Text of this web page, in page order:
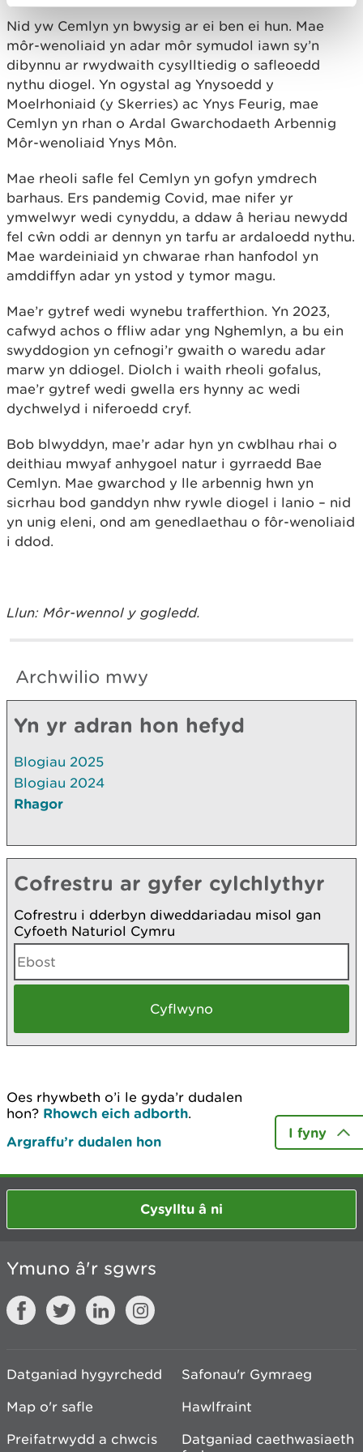
Nid yw Cemlyn yn bwysig ar ei ben ei hun. Mae
môr-wenoliaid yn adar môr symudol iawn sy’n
dibynnu ar rwydwaith cysylltiedig o safleoedd
nythu diogel. Yn ogystal ag Ynysoedd y
Moelrhoniaid (y Skerries) ac Ynys Feurig, mae
Cemlyn yn rhan o Ardal Gwarchodaeth Arbennig
Môr-wenoliaid Ynys Môn.
Mae rheoli safle fel Cemlyn yn gofyn ymdrech
barhaus. Ers pandemig Covid, mae nifer yr
ymwelwyr wedi cynyddu, a ddaw â heriau newydd
fel cŵn oddi ar dennyn yn tarfu ar ardaloedd nythu.
Mae wardeiniaid yn chwarae rhan hanfodol yn
amddiffyn adar yn ystod y tymor magu.
Mae’r gytref wedi wynebu trafferthion. Yn 2023,
cafwyd achos o ffliw adar yng Nghemlyn, a bu ein
swyddogion yn cefnogi’r gwaith o waredu adar
marw yn ddiogel. Diolch i waith rheoli gofalus,
mae’r gytref wedi gwella ers hynny ac wedi
dychwelyd i niferoedd cryf.
Bob blwyddyn, mae’r adar hyn yn cwblhau rhai o
deithiau mwyaf anhygoel natur i gyrraedd Bae
Cemlyn. Mae gwarchod y lle arbennig hwn yn
sicrhau bod ganddyn nhw rywle diogel i lanio – nid
yn unig eleni, ond am genedlaethau o fôr-wenoliaid
i ddod.
Llun: Môr-wennol y gogledd.
Archwilio mwy
Yn yr adran hon hefyd
Blogiau 2025
Blogiau 2024
Rhagor
Cofrestru ar gyfer cylchlythyr
Cofrestru i dderbyn diweddariadau misol gan
Cyfoeth Naturiol Cymru
Oes rhywbeth o’i le gyda’r dudalen
hon? Rhowch eich adborth.
Argraffu’r dudalen hon
I fyny
Cysylltu â ni
Ymuno â'r sgwrs
Datganiad hygyrchedd
Safonau'r Gymraeg
Map o'r safle
Hawlfraint
Preifatrwydd a chwcis
Datganiad caethwasiaeth